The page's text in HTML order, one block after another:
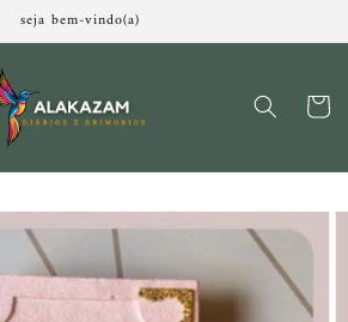
seja bem-vindo(a)